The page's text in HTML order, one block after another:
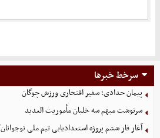
سرخط خبرها
پیمان حدادی؛ سفیر افتخاری ورزش چوگان
سرنوشت مبهم سه خلبان مأموریت العدید
آغاز فاز ششم پروژه استعدادیابی تیم ملی